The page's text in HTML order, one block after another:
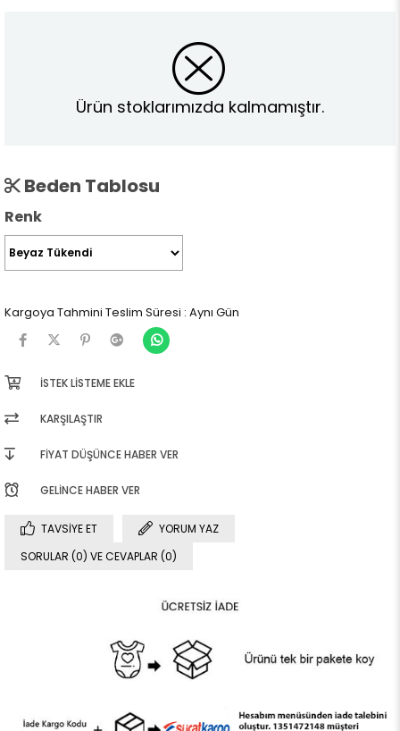
Ürün stoklarımızda kalmamıştır.
Beden Tablosu
Renk
Kargoya Tahmini Teslim Süresi : Aynı Gün
İSTEK LISTEME EKLE
KARŞILAŞTIR
FIYAT DÜŞÜNCE HABER VER
GELINCE HABER VER
TAVSIYE ET
YORUM YAZ
SORULAR (0) VE CEVAPLAR (0)